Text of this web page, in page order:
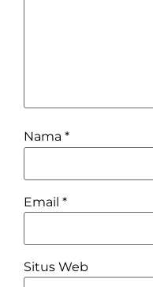
Nama *
Email *
Situs Web